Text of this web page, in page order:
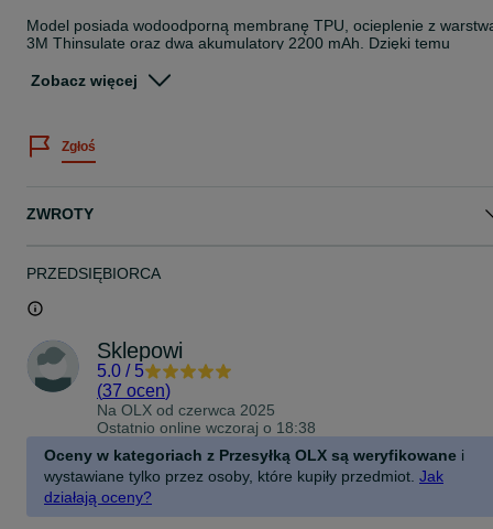
Model posiada wodoodporną membranę TPU, ocieplenie z
3M Thinsulate oraz dwa akumulatory 2200 mAh. Dzięki temu
dłuższego przebywania na mrozie.
sprzedawany zgodnie ze zdjęciami rzeczywistego zestawu.
Dane techniczne:
- Płeć: unisex
- Typ: pięciopalczaste
- Materiał dominujący: poliester
- Zasilanie: akumulatorowe
- Liczba akumulatorów: 2
- Pojemność akumulatora: 2200 mAh
- Przeznaczenie: narty, snowboard, outdoor, trekking, praca zimą
Możliwa wysyłka - kurierem InPost, Paczkomat , Orlen paczka ,
DPD, lub Poczta Polska. Na życzenie wystawiam fakturę VAT,
szybka wysyłka.
Zobacz więcej
Zgłoś
ZWROTY
PRZEDSIĘBIORCA
Sklepowi
5.0 / 5
(37 ocen)
Na OLX od czerwca 2025
Ostatnio online wczoraj o 18:38
Oceny w kategoriach z Przesyłką OLX są weryfikowane i
wystawiane tylko przez osoby, które kupiły przedmiot. Jak
działają oceny?